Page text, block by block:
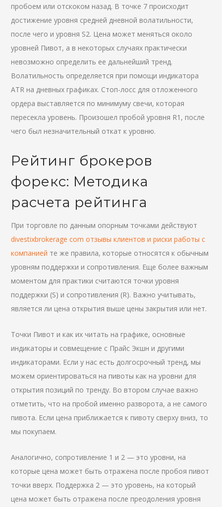
пробоем или отскоком назад. В точке 7 происходит
достижение уровня средней дневной волатильности,
после чего и уровня S2. Цена может меняться около
уровней Пивот, а в некоторых случаях практически
невозможно определить ее дальнейший тренд.
Волатильность определяется при помощи индикатора
ATR на дневных графиках. Стоп-лосс для отложенного
ордера выставляется по минимуму свечи, которая
пересекла уровень. Произошел пробой уровня R1, после
чего был незначительный откат к уровню.
Рейтинг брокеров
форекс: Методика
расчета рейтинга
При торговле по данным опорным точками действуют
divestixbrokerage com отзывы клиентов и риски работы с
компанией те же правила, которые относятся к обычным
уровням поддержки и сопротивления. Еще более важным
моментом для практики считаются точки уровня
поддержки (S) и сопротивления (R). Важно учитывать,
является ли цена открытия выше цены закрытия или нет.
Точки Пивот и как их читать на графике, основные
индикаторы и совмещение с Прайс Экшн и другими
индикаторами. Если у нас есть долгосрочный тренд, мы
можем ориентироваться на пивоты как на уровни для
открытия позиций по тренду. Во втором случае важно
отметить, что на пробой именно разворота, а не самого
пивота. Если цена приближается к пивоту сверху вниз, то
мы покупаем.
Аналогично, сопротивление 1 и 2 — это уровни, на
которые цена может быть отражена после пробоя пивот
точки вверх. Поддержка 2 — это уровень, на который
цена может быть отражена после преодоления уровня